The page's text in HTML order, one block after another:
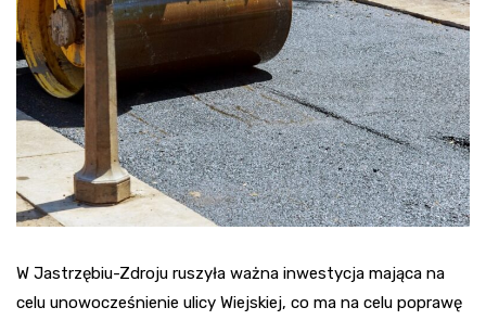
W Jastrzębiu-Zdroju ruszyła ważna inwestycja mająca na
celu unowocześnienie ulicy Wiejskiej, co ma na celu poprawę